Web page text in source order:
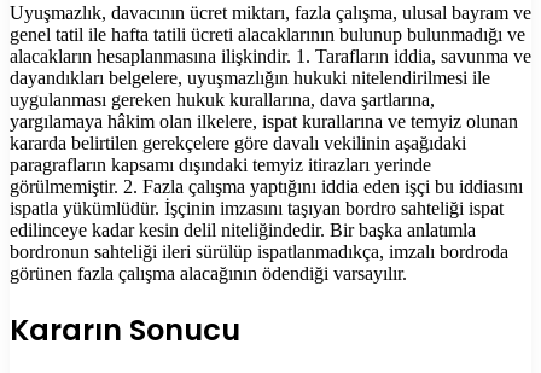
Uyuşmazlık, davacının ücret miktarı, fazla çalışma, ulusal bayram ve
genel tatil ile hafta tatili ücreti alacaklarının bulunup bulunmadığı ve
alacakların hesaplanmasına ilişkindir. 1. Tarafların iddia, savunma ve
dayandıkları belgelere, uyuşmazlığın hukuki nitelendirilmesi ile
uygulanması gereken hukuk kurallarına, dava şartlarına,
yargılamaya hâkim olan ilkelere, ispat kurallarına ve temyiz olunan
kararda belirtilen gerekçelere göre davalı vekilinin aşağıdaki
paragrafların kapsamı dışındaki temyiz itirazları yerinde
görülmemiştir. 2. Fazla çalışma yaptığını iddia eden işçi bu iddiasını
ispatla yükümlüdür. İşçinin imzasını taşıyan bordro sahteliği ispat
edilinceye kadar kesin delil niteliğindedir. Bir başka anlatımla
bordronun sahteliği ileri sürülüp ispatlanmadıkça, imzalı bordroda
görünen fazla çalışma alacağının ödendiği varsayılır.
Kararın Sonucu